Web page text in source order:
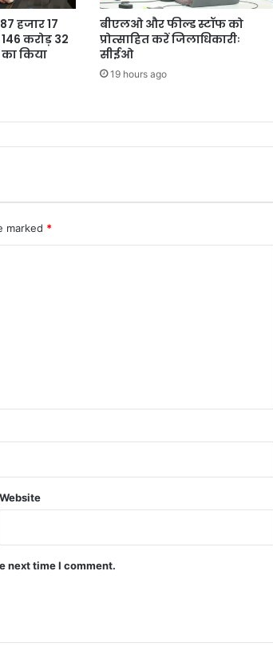
हजार 17
करोड़ 32
किया
बीएलओ और फील्ड स्टॉफ को
प्रोत्साहित करें जिलाधिकारीः
सीईओ
19 hours ago
marked *
Website
next time I comment.